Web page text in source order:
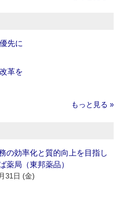
先に
革を
もっと見る »
の効率化と質的向上を目指し
薬局（東邦薬品）
31日 (金)